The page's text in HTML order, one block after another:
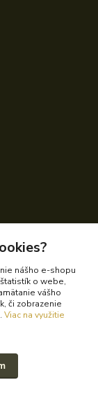
nášho e-shopu
o webe,
vášho
či zobrazenie
Viac na využitie